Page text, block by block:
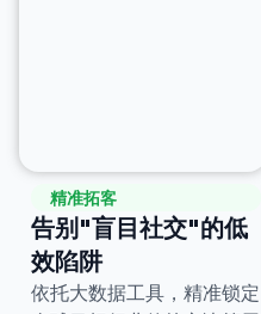
精准拓客
告别"盲目社交"的低
效陷阱
依托大数据工具，精准锁定